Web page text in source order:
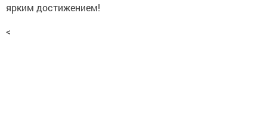
ярким достижением!
<